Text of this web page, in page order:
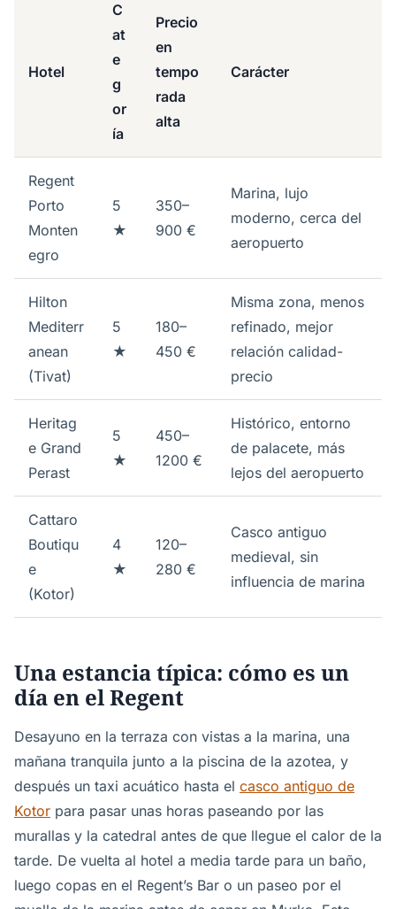
Hotel
C
at
e
g
or
ía
Precio
en
tempo
rada
alta
Carácter
Regent
Porto
Monten
egro
5
★
350–
900 €
Marina, lujo
moderno, cerca del
aeropuerto
Hilton
Mediterr
anean
(Tivat)
5
★
180–
450 €
Misma zona, menos
refinado, mejor
relación calidad-
precio
Heritag
e Grand
Perast
5
★
450–
1200 €
Histórico, entorno
de palacete, más
lejos del aeropuerto
Cattaro
Boutiqu
e
(Kotor)
4
★
120–
280 €
Casco antiguo
medieval, sin
influencia de marina
Una estancia típica: cómo es un
día en el Regent
Desayuno en la terraza con vistas a la marina, una
mañana tranquila junto a la piscina de la azotea, y
después un taxi acuático hasta el casco antiguo de
Kotor para pasar unas horas paseando por las
murallas y la catedral antes de que llegue el calor de la
tarde. De vuelta al hotel a media tarde para un baño,
luego copas en el Regent’s Bar o un paseo por el